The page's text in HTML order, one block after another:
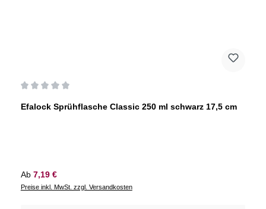
Efalock Sprühflasche Classic 250 ml schwarz 17,5 cm
Regulärer Preis:
Ab 7,19 €
Preise inkl. MwSt. zzgl. Versandkosten